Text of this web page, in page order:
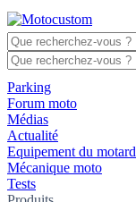
Parking
Forum moto
Médias
Actualité
Equipement du motard
Mécanique moto
Tests